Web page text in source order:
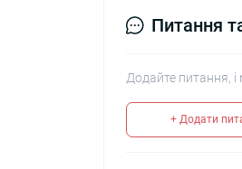
Питання
Додайте питання,
+ Додати